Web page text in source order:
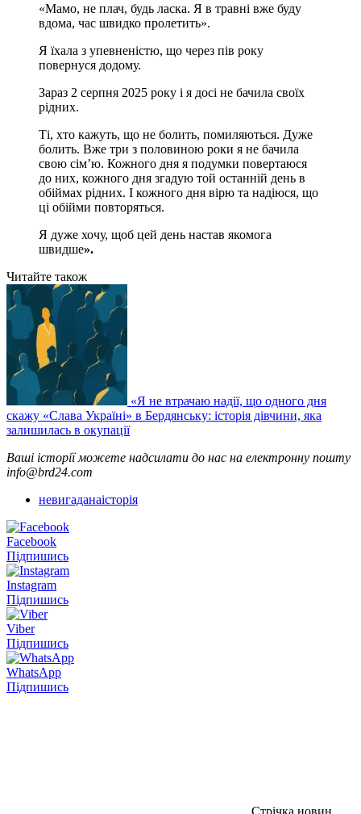
«Мамо, не плач, будь ласка. Я в травні вже буду
вдома, час швидко пролетить».
Я їхала з упевненістю, що через пів року
повернуся додому.
Зараз 2 серпня 2025 року і я досі не бачила своїх
рідних.
Ті, хто кажуть, що не болить, помиляються. Дуже
болить. Вже три з половиною роки я не бачила
свою сім’ю. Кожного дня я подумки повертаюся
до них, кожного дня згадую той останній день в
обіймах рідних. І кожного дня вірю та надіюся, що
ці обійми повторяться.
Я дуже хочу, щоб цей день настав якомога
швидше».
Читайте також
«Я не втрачаю надії, що одного дня
скажу «Слава Україні» в Бердянську: історія дівчини, яка
залишилась в окупації
Ваші історії можете надсилати до нас на електронну пошту
info@brd24.com
невигаданаісторія
Facebook
Підпишись
Instagram
Підпишись
Viber
Підпишись
WhatsApp
Підпишись
Стрічка новин